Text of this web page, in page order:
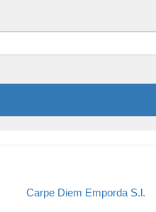
Carpe Diem Emporda S.l.